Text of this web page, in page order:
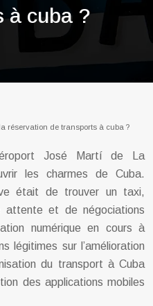
à cuba ?
réservation de transports à cuba ?
José Martí de La
les charmes de Cuba.
était de trouver un taxi,
attente et de négociations
numérique en cours à
légitimes sur l’amélioration
du transport à Cuba
des applications mobiles